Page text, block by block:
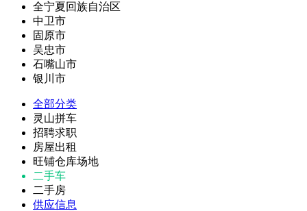
全宁夏回族自治区
中卫市
固原市
吴忠市
石嘴山市
银川市
全部分类
灵山拼车
招聘求职
房屋出租
旺铺仓库场地
二手车
二手房
供应信息